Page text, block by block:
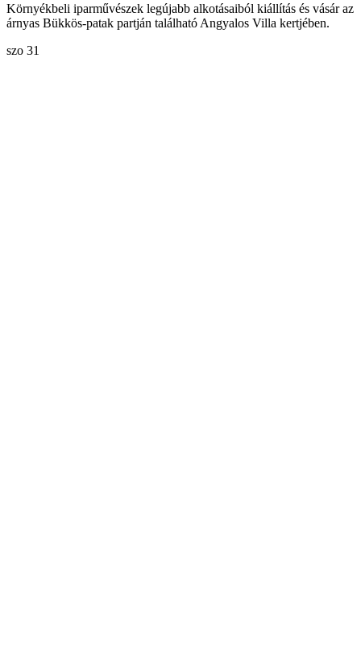
Környékbeli iparművészek legújabb alkotásaiból kiállítás és vásár az
árnyas Bükkös-patak partján található Angyalos Villa kertjében.
szo 31